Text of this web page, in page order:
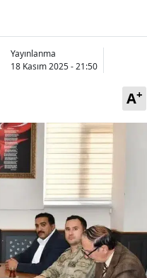
Bilecik
Bingöl
Bolu
Burdur
Bursa
Çanakkale
Çankırı
Çorum
Yayınlanma
18 Kasım 2025 - 21:50
A+